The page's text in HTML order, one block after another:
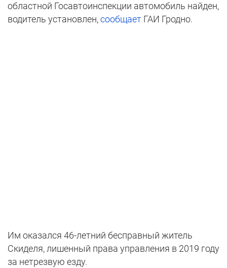
областной Госавтоинспекции автомобиль найден,
водитель установлен,сообщает ГАИ Гродно.
Им оказался 46-летний бесправный житель
Скиделя, лишенный права управления в 2019 году
за нетрезвую езду.